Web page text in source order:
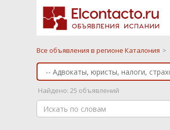
Все объявления в регионе Каталония >
Найдено: 25 объявлений